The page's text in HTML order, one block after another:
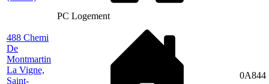
PC Logement
488 Chemi
De
Montmartin
La Vigne,
Saint-
0A844